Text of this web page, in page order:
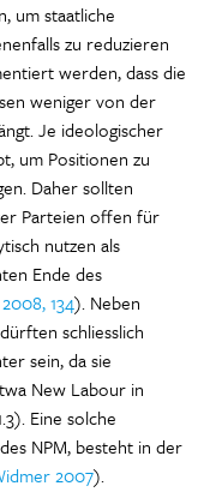
um staatliche
zu reduzieren
werden, dass die
weniger von der
Je ideologischer
um Positionen zu
Daher sollten
Parteien offen für
nutzen als
Ende des
134). Neben
schliesslich
sein, da sie
New Labour in
Eine solche
NPM, besteht in der
2007).